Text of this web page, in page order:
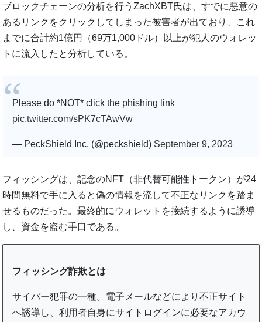
ブロックチェーンの分析を行うZachXBT氏は、すでに悪意の
あるリンクをクリックしてしまった被害者が出ており、これ
までに合計約1億円（69万1,000ドル）以上が犯人のウォレッ
トに流入したと分析している。
Please do *NOT* click the phishing link
pic.twitter.com/sPK7cTAwVw
— PeckShield Inc. (@peckshield) September 9, 2023
フィッシングは、記念のNFT（非代替可能性トークン）が24
時間無料で手に入ると偽の情報を流して不正なリンクを踏ま
せるものだった。最終的にウォレットを接続するように誘導
し、資金を盗む手口である。
フィッシング詐欺とは
サイバー犯罪の一種。電子メールなどにより不正サイト
へ誘導し、利用者自身にサイトログインに必要なアカウ